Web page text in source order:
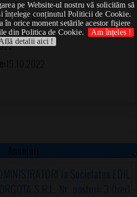
pe Website-ul nostru vă solicităm să
înțelege conținutul Politicii de Cookie.
în orice moment setările acestor fişiere
din Politica de Cookie.
Am înțeles !
detalii aici !
Gorgota, Ionuț Nicolae-
Anunțuri
la Societatea EDIL
S.R.L. Nr. posturi: 3 (trei)